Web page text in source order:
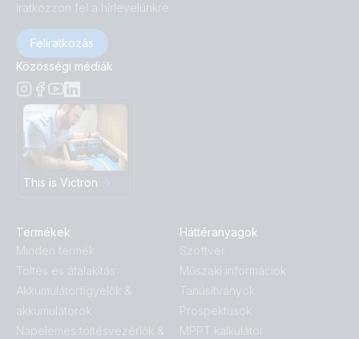
Iratkozzon fel a hírlevelünkre
Feliratkozás
Közösségi médiák
This is Victron
Termékek
Minden termék
Töltés és átalakítás
Akkumulátorfigyelők &
akkumulátorok
Napelemes töltésvezérlők &
Háttéranyagok
Szoftver
Műszaki információk
Tanúsítványok
Prospektusok
MPPT kalkulátor